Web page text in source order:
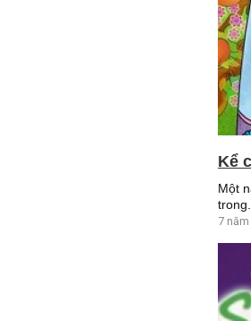
Kể
Một
trong...
7